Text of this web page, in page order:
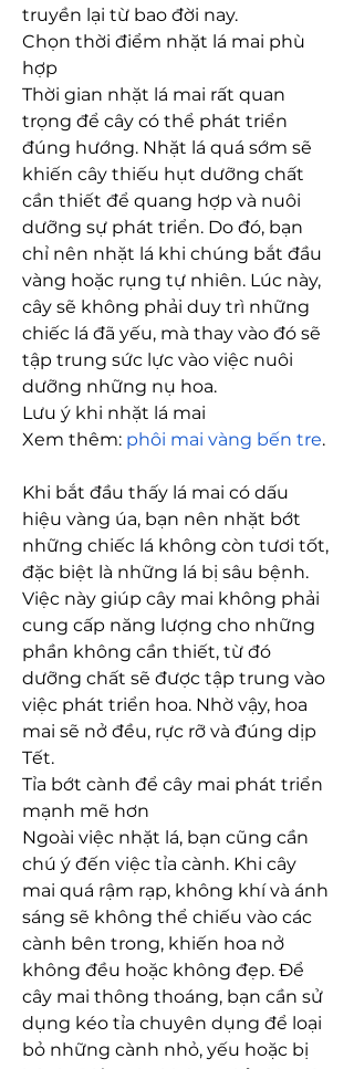
truyền lại từ bao đời nay.
Chọn thời điểm nhặt lá mai phù
hợp
Thời gian nhặt lá mai rất quan
trọng để cây có thể phát triển
đúng hướng. Nhặt lá quá sớm sẽ
khiến cây thiếu hụt dưỡng chất
cần thiết để quang hợp và nuôi
dưỡng sự phát triển. Do đó, bạn
chỉ nên nhặt lá khi chúng bắt đầu
vàng hoặc rụng tự nhiên. Lúc này,
cây sẽ không phải duy trì những
chiếc lá đã yếu, mà thay vào đó sẽ
tập trung sức lực vào việc nuôi
dưỡng những nụ hoa.
Lưu ý khi nhặt lá mai
Xem thêm: phôi mai vàng bến tre.
Khi bắt đầu thấy lá mai có dấu
hiệu vàng úa, bạn nên nhặt bớt
những chiếc lá không còn tươi tốt,
đặc biệt là những lá bị sâu bệnh.
Việc này giúp cây mai không phải
cung cấp năng lượng cho những
phần không cần thiết, từ đó
dưỡng chất sẽ được tập trung vào
việc phát triển hoa. Nhờ vậy, hoa
mai sẽ nở đều, rực rỡ và đúng dịp
Tết.
Tỉa bớt cành để cây mai phát triển
mạnh mẽ hơn
Ngoài việc nhặt lá, bạn cũng cần
chú ý đến việc tỉa cành. Khi cây
mai quá rậm rạp, không khí và ánh
sáng sẽ không thể chiếu vào các
cành bên trong, khiến hoa nở
không đều hoặc không đẹp. Để
cây mai thông thoáng, bạn cần sử
dụng kéo tỉa chuyên dụng để loại
bỏ những cành nhỏ, yếu hoặc bị